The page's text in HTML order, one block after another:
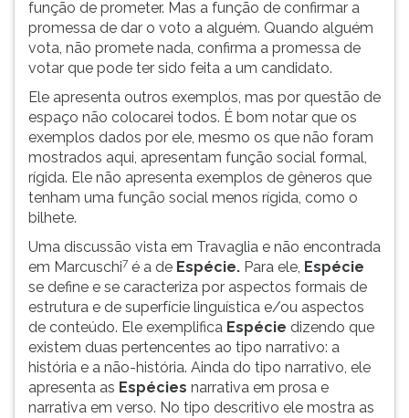
função de prometer. Mas a função de confirmar a
promessa de dar o voto a alguém. Quando alguém
vota, não promete nada, confirma a promessa de
votar que pode ter sido feita a um candidato.
Ele apresenta outros exemplos, mas por questão de
espaço não colocarei todos. É bom notar que os
exemplos dados por ele, mesmo os que não foram
mostrados aqui, apresentam função social formal,
rígida. Ele não apresenta exemplos de gêneros que
tenham uma função social menos rígida, como o
bilhete.
Uma discussão vista em Travaglia e não encontrada
em Marcuschi7 é a de Espécie. Para ele, Espécie
se define e se caracteriza por aspectos formais de
estrutura e de superfície linguística e/ou aspectos
de conteúdo. Ele exemplifica Espécie dizendo que
existem duas pertencentes ao tipo narrativo: a
história e a não-história. Ainda do tipo narrativo, ele
apresenta as Espécies narrativa em prosa e
narrativa em verso. No tipo descritivo ele mostra as